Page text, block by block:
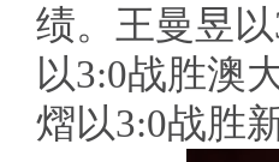
绩。王曼昱
以3:0战胜澳
熠以3:0战胜